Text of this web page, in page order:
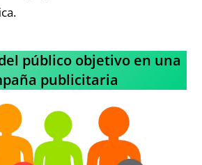
público objetivo en una
publicitaria